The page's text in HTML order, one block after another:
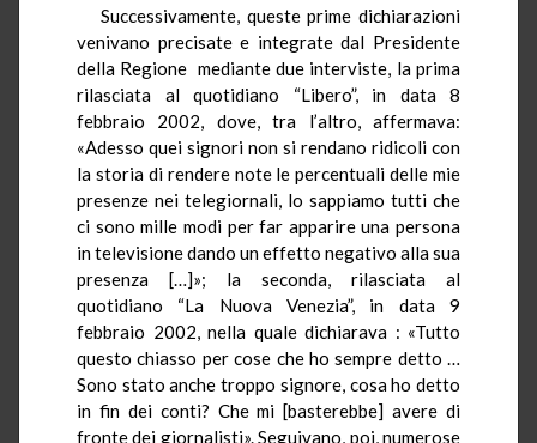
Successivamente, queste prime dichiarazioni
venivano precisate e integrate dal Presidente
della Regione mediante due interviste, la prima
rilasciata al quotidiano “Libero”, in data 8
febbraio 2002, dove, tra l’altro, affermava:
«Adesso quei signori non si rendano ridicoli con
la storia di rendere note le percentuali delle mie
presenze nei telegiornali, lo sappiamo tutti che
ci sono mille modi per far apparire una persona
in televisione dando un effetto negativo alla sua
presenza […]»; la seconda, rilasciata al
quotidiano “La Nuova Venezia”, in data 9
febbraio 2002, nella quale dichiarava : «Tutto
questo chiasso per cose che ho sempre detto …
Sono stato anche troppo signore, cosa ho detto
in fin dei conti? Che mi [basterebbe] avere di
fronte dei giornalisti». Seguivano, poi, numerose